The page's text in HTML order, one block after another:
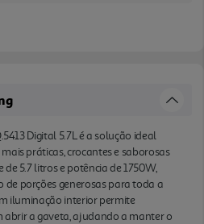
Digital 5.7L é a solução ideal
práticas, crocantes e saborosas
5.7 litros e potência de 1750W,
porções generosas para toda a
iluminação interior permite
a gaveta, ajudando a manter o